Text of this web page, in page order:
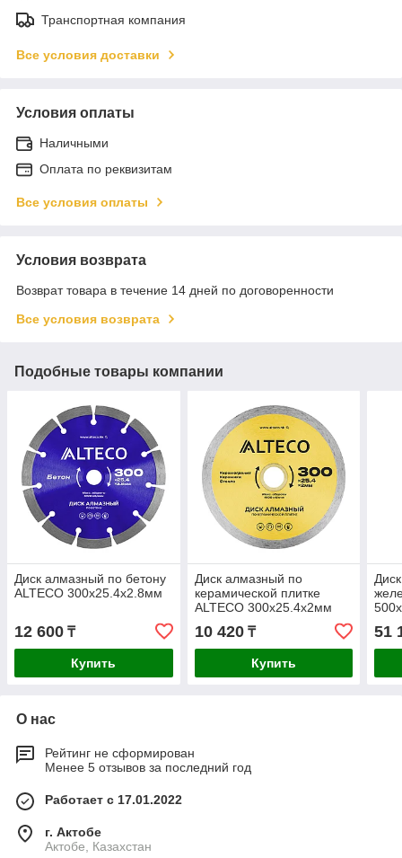
Транспортная компания
Все условия доставки
Условия оплаты
Наличными
Оплата по реквизитам
Все условия оплаты
Условия возврата
Возврат товара в течение 14 дней по договоренности
Все условия возврата
Подобные товары компании
Диск алмазный по бетону
ALTECO 300x25.4x2.8мм
12 600 ₸
Купить
Диск алмазный по
керамической плитке
ALTECO 300x25.4x2мм
10 420₸
Купить
51
О нас
Рейтинг не сформирован
Менее 5 отзывов за последний год
Работает с 17.01.2022
г. Актобе
Актобе, Казахстан